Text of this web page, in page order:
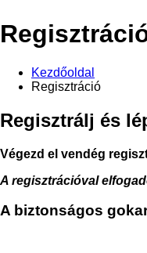
Kezdőoldal
Regisztráció
Regisztrálj és
Végezd el vendég
A regisztrációval
A biztonságos